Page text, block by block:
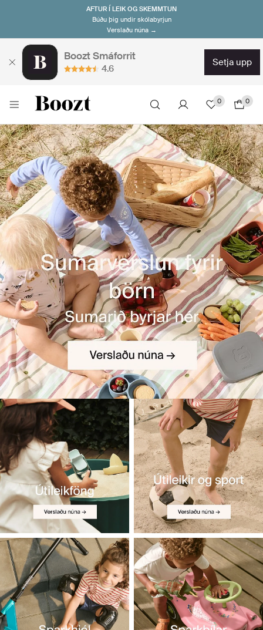
AFTUR Í LEIK OG SKEMMTUN
Búðu þig undir skólabyrjun
Verslaðu núna →
Boozt Smáforrit
4.6
setja upp
0 0